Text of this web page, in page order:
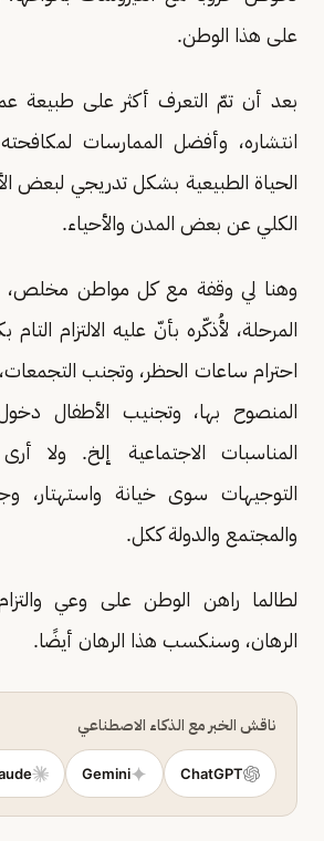
على هذا الوطن.
بعد أن تمّ التعرف أكثر على طبيعة
انتشاره، وأفضل الممارسات
الحياة الطبيعية بشكل تدريجي لبعض
الكلي عن بعض المدن والأحياء.
وهنا لي وقفة مع كل مواطن مخلص،
المرحلة، لأُذكّره بأنّ عليه الالتزام
احترام ساعات الحظر، وتجنب
المنصوح بها، وتجنيب الأطفال
المناسبات الاجتماعية إلخ. ولا
التوجيهات سوى خيانة واستهتار،
والمجتمع والدولة ككل.
لطالما راهن الوطن على وعي
الرهان، وسنكسب هذا الرهان أيضًا.
ناقش الخبر مع الذكاء الاصطناعي
ChatGPT
Gemini